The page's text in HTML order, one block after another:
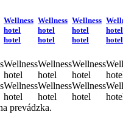
Wellness
hotel
hotel
Wellness
hotel
Wellness
hotel
Wellness
hotel
hotel
Wellness
hotel
Wellness
hotel
Wellness
hotel
hotel
Wellness
hotel
Wellness
hotel
hotel
hotel
prevádzka.